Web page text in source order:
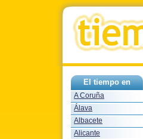
El tiempo en
A Coruña
Álava
Albacete
Alicante